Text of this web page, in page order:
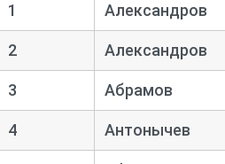
1 Александров
2 Александров
3 Абрамов
4 Антонычев